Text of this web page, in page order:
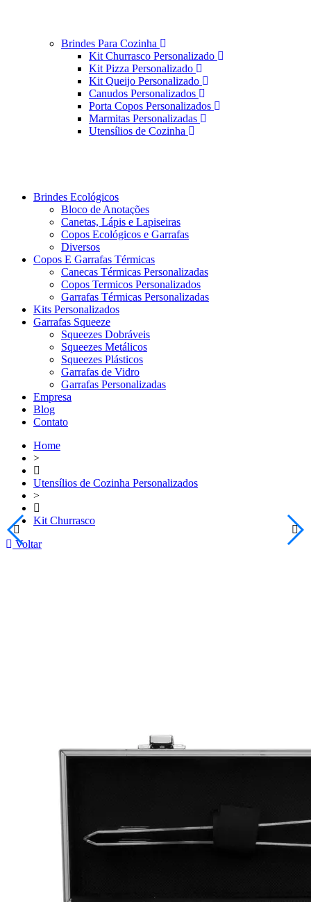
Brindes Para Cozinha
Kit Churrasco Personalizado
Kit Pizza Personalizado
Kit Queijo Personalizado
Canudos Personalizados
Porta Copos Personalizados
Marmitas Personalizadas
Utensílios de Cozinha
Brindes Ecológicos
Bloco de Anotações
Canetas, Lápis e Lapiseiras
Copos Ecológicos e Garrafas
Diversos
Copos E Garrafas Térmicas
Canecas Térmicas Personalizadas
Copos Termicos Personalizados
Garrafas Térmicas Personalizadas
Kits Personalizados
Garrafas Squeeze
Squeezes Dobráveis
Squeezes Metálicos
Squeezes Plásticos
Garrafas de Vidro
Garrafas Personalizadas
Empresa
Blog
Contato
Home
>
Utensílios de Cozinha Personalizados
>
Kit Churrasco
Voltar